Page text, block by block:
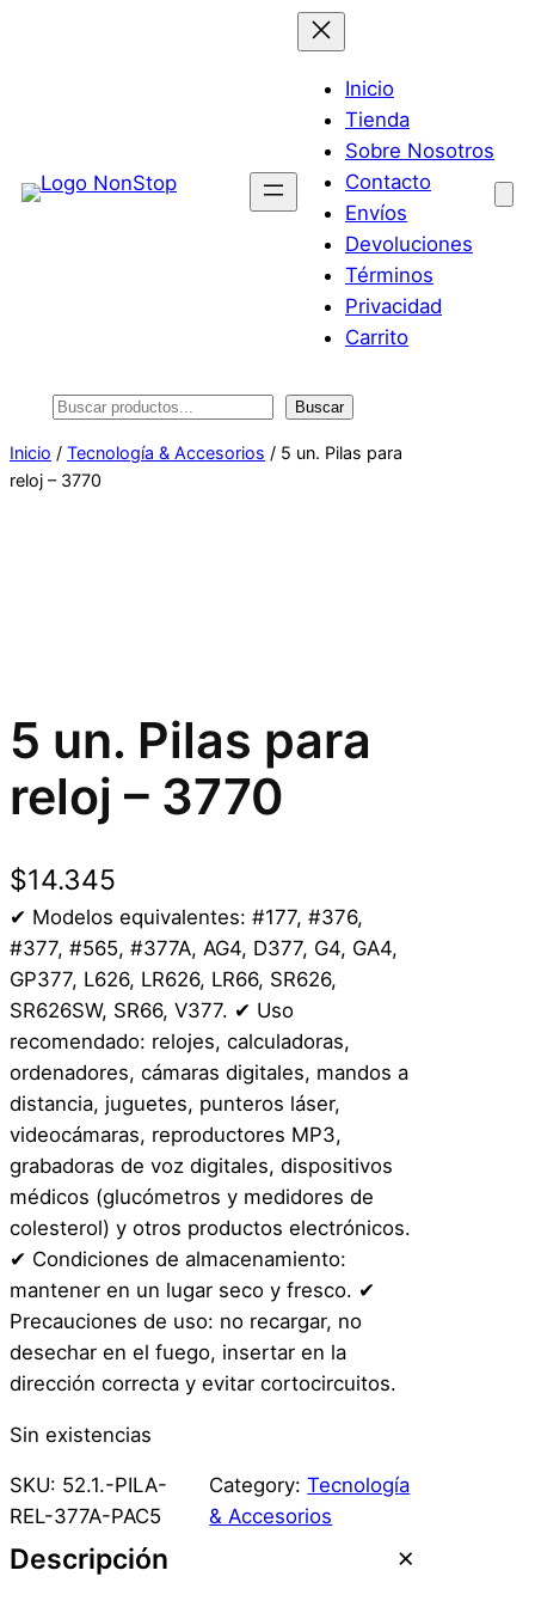
Inicio
Tienda
Sobre Nosotros
Contacto
Envíos
Devoluciones
Términos
Privacidad
Carrito
Buscar Buscar
Inicio / Tecnología & Accesorios / 5 un. Pilas para
reloj – 3770
5 un. Pilas para
reloj – 3770
$14.345
✔ Modelos equivalentes: #177, #376,
#377, #565, #377A, AG4, D377, G4, GA4,
GP377, L626, LR626, LR66, SR626,
SR626SW, SR66, V377. ✔ Uso
recomendado: relojes, calculadoras,
ordenadores, cámaras digitales, mandos a
distancia, juguetes, punteros láser,
videocámaras, reproductores MP3,
grabadoras de voz digitales, dispositivos
médicos (glucómetros y medidores de
colesterol) y otros productos electrónicos.
✔ Condiciones de almacenamiento:
mantener en un lugar seco y fresco. ✔
Precauciones de uso: no recargar, no
desechar en el fuego, insertar en la
dirección correcta y evitar cortocircuitos.
Sin existencias
SKU: 52.1.-PILA-
REL-377A-PAC5
Category:Tecnología
& Accesorios
Descripción